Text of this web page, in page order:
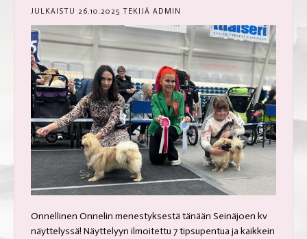
JULKAISTU 26.10.2025 TEKIJÄ ADMIN
Onnellinen Onnelin menestyksestä tänään Seinäjoen kv
näyttelyssä! Näyttelyyn ilmoitettu 7 tipsupentua ja kaikkein